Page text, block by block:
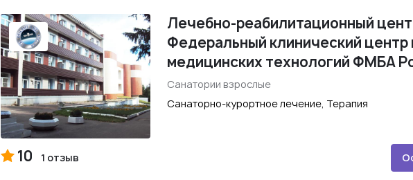
Лечебно-реабилитационный
Федеральный клинический центр
медицинских технологий ФМБА
Санатории взрослые
Санаторно-курортное лечение, Терапия
10 1 отзыв